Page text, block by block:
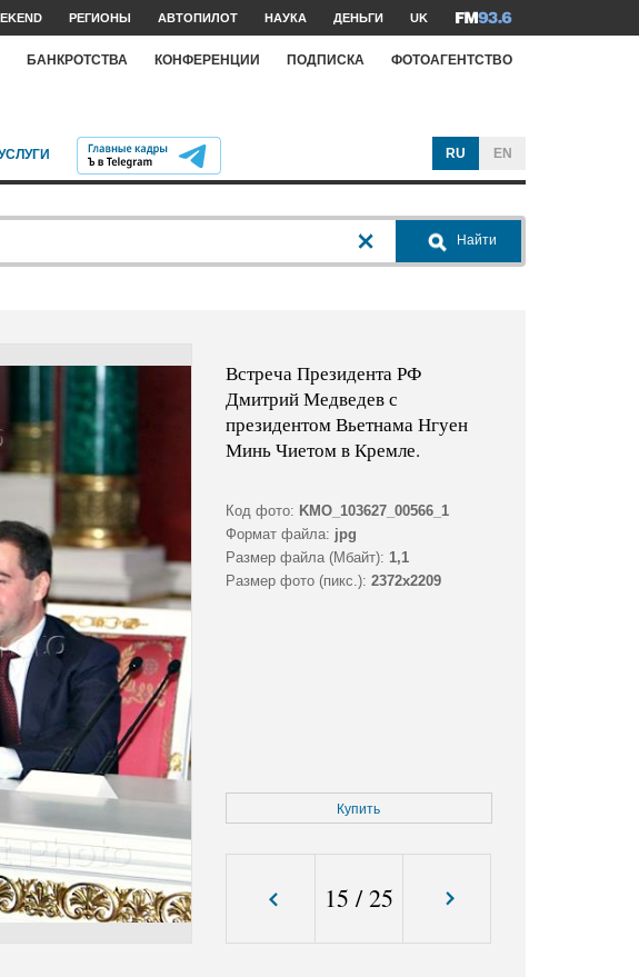
РЕГИОНЫ АВТОПИЛОТ НАУКА ДЕНЬГИ UK
БАНКРОТСТВА КОНФЕРЕНЦИИ ПОДПИСКА ФОТОАГЕНТСТВО
RU EN
Найти
Встреча Президента РФ
Дмитрий Медведев с
президентом Вьетнама Нгуен
Минь Чиетом в Кремле.
Код фото: KMO_103627_00566_1
Формат файла: jpg
Размер файла (Мбайт): 1,1
Размер фото (пикс.): 2372x2209
Купить
15 /25